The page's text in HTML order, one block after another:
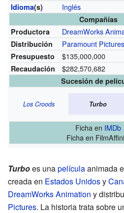
Idioma(s) Inglés
Compañías
Productora
DreamWorks
Distribución Paramount Pictures
Presupuesto $135,000,000
Recaudación $282,570,682
Sucesión de
Los Croods Turbo
Ficha en IMDb
Ficha en
Turboes unapelículaanimada
creada en Estados Unidosy
DreamWorks Animation y
Pictures. La historia trata sobre